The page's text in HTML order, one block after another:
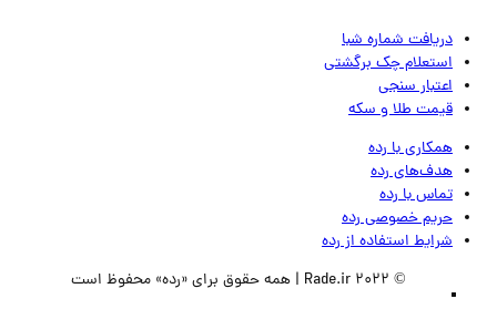
دریافت شماره شبا
استعلام چک برگشتی
اعتبار سنجی
قیمت طلا و سکه
همکاری با رده
هدف‌های رده
تماس‌ با‌ رده
حریم خصوصی رده
شرایط استفاده از رده